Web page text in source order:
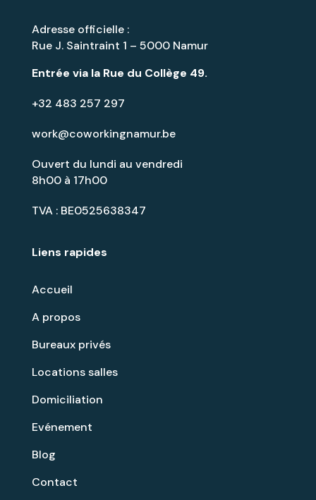
Liens rapides
Accueil
A propos
Bureaux privés
Locations salles
Domiciliation
Evénement
Blog
Contact
Adresse officielle :
Rue J. Saintraint 1 – 5000 Namur
Entrée via la Rue du Collège 49.
+32 483 257 297
work@coworkingnamur.be
Ouvert du lundi au vendredi
8h00 à 17h00
TVA : BE0525638347